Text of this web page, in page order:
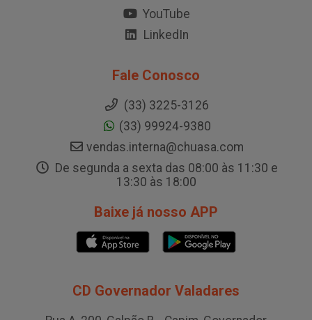
YouTube
LinkedIn
Fale Conosco
(33) 3225-3126
(33) 99924-9380
vendas.interna@chuasa.com
De segunda a sexta das 08:00 às 11:30 e
13:30 às 18:00
Baixe já nosso APP
CD Governador Valadares